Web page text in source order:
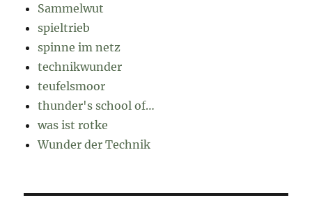
Sammelwut
spieltrieb
spinne im netz
technikwunder
teufelsmoor
thunder's school of…
was ist rotke
Wunder der Technik